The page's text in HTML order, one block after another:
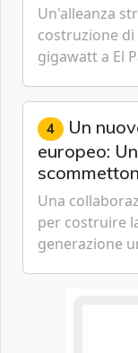
Un'alleanza
costruzione di
gigawatt a El
artificiale
4 Un
europeo:
tecnologica
Una
per costruire
generazione